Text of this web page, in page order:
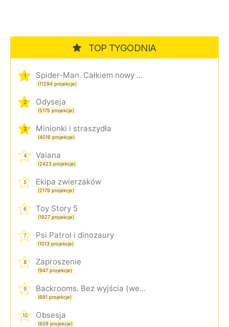
TOP TYGODNIA
1 Spider-Man. Całkiem nowy dzień
(11294 projekcje)
2 Odyseja
(5175 projekcje)
3 Minionki i straszydła
(4016 projekcje)
4 Vaiana
(2423 projekcje)
5 Ekipa zwierzaków
(2179 projekcje)
6 Toy Story 5
(1927 projekcje)
7 Psi Patrol i dinozaury
(1013 projekcje)
8 Zaproszenie
(947 projekcje)
9 Backrooms. Bez wyjścia (wersja rozszerzona)
(691 projekcje)
10 Obsesja
(609 projekcje)